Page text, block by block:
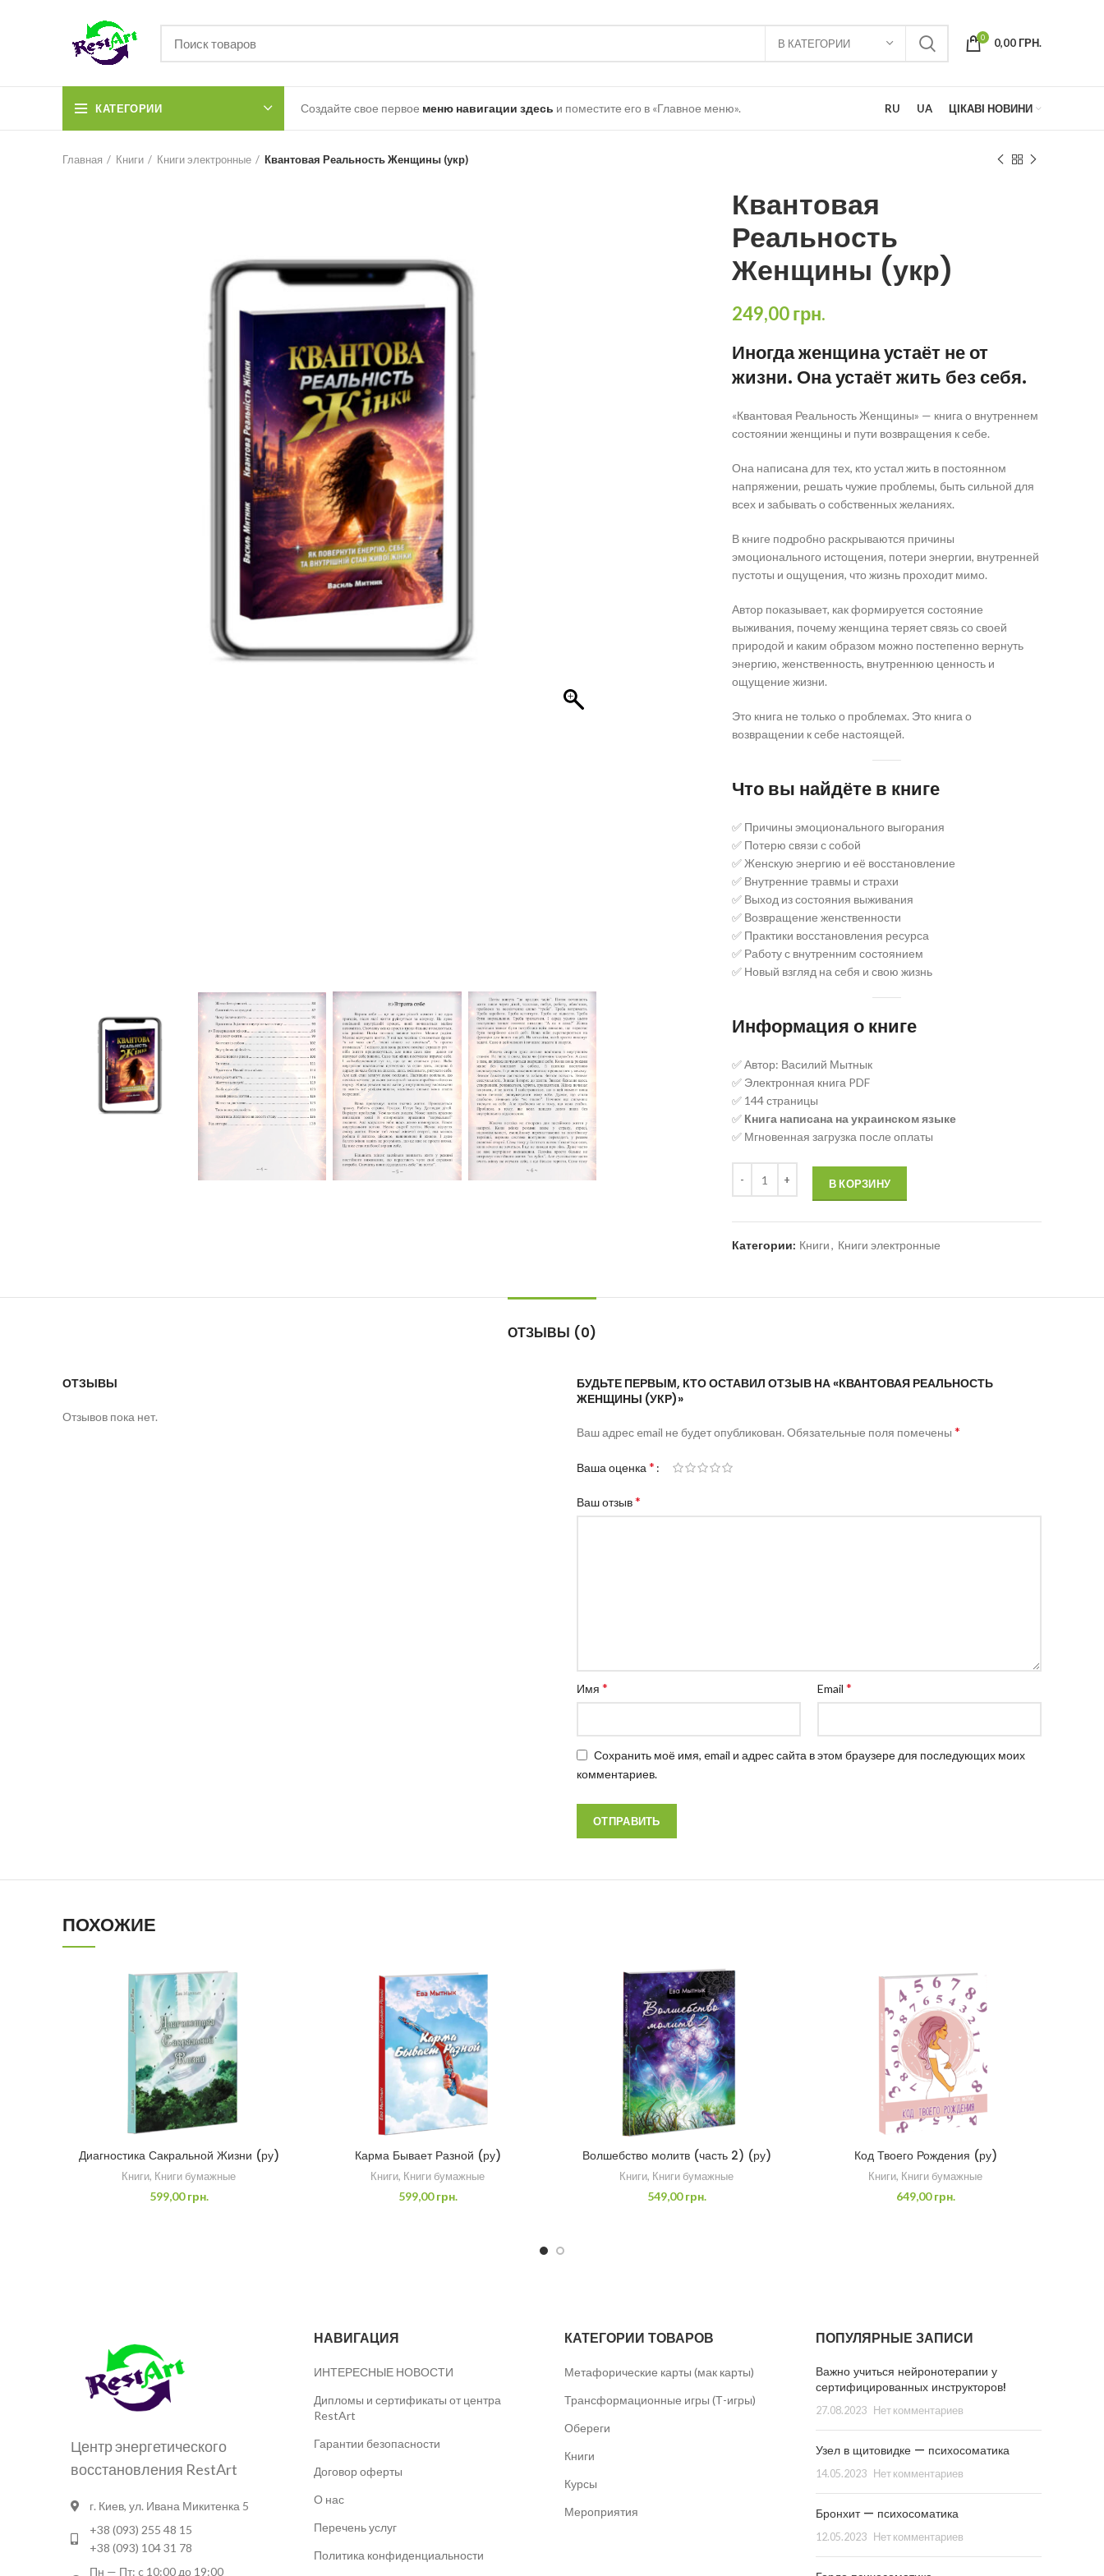
В КАТЕГОРИИ 0 0,00ГРН.
КАТЕГОРИИ Создайте свое первое меню навигации здесь и поместите его в «Главное меню». RU UA ЦІКАВІ НОВИНИ
Главная Книги Книги электронные Квантовая Реальность Женщины (укр)
Квантовая
Реальность
Женщины (укр)
249,00грн.
Иногда женщина устаёт не от
жизни. Она устаёт жить без себя.
«Квантовая Реальность Женщины» — книга о внутреннем
состоянии женщины и пути возвращения к себе.
Она написана для тех, кто устал жить в постоянном
напряжении, решать чужие проблемы, быть сильной для
всех и забывать о собственных желаниях.
В книге подробно раскрываются причины
эмоционального истощения, потери энергии, внутренней
пустоты и ощущения, что жизнь проходит мимо.
Автор показывает, как формируется состояние
выживания, почему женщина теряет связь со своей
природой и каким образом можно постепенно вернуть
энергию, женственность, внутреннюю ценность и
ощущение жизни.
Это книга не только о проблемах. Это книга о
возвращении к себе настоящей.
Что вы найдёте в книге
✅ Причины эмоционального выгорания
✅ Потерю связи с собой
✅ Женскую энергию и её восстановление
✅ Внутренние травмы и страхи
✅ Выход из состояния выживания
✅ Возвращение женственности
✅ Практики восстановления ресурса
✅ Работу с внутренним состоянием
✅ Новый взгляд на себя и свою жизнь
Информация о книге
✅ Автор: Василий Мытнык
✅ Электронная книга PDF
✅ 144 страницы
✅ Книга написана на украинском языке
✅ Мгновенная загрузка после оплаты
В КОРЗИНУ
Категории: Книги, Книги электронные
ОТЗЫВЫ (0)
ОТЗЫВЫ
Отзывов пока нет.
БУДЬТЕ ПЕРВЫМ, КТО ОСТАВИЛ ОТЗЫВ НА «КВАНТОВАЯ РЕАЛЬНОСТЬ
ЖЕНЩИНЫ (УКР)»
Ваш адрес email не будет опубликован. Обязательные поля помечены *
Ваша оценка*
Ваш отзыв*
Имя * Email *
Сохранить моё имя, email и адрес сайта в этом браузере для последующих моих
комментариев.
ПОХОЖИЕ
Диагностика Сакральной Жизни (ру)
Книги, Книги бумажные
599,00грн.
Карма Бывает Разной (ру)
Книги, Книги бумажные
599,00грн.
Волшебство молитв (часть 2) (ру)
Книги, Книги бумажные
549,00грн.
Код Твоего Рождения (ру)
Книги, Книги бумажные
649,00грн.
Центр энергетического
восстановления RestArt
г. Киев, ул. Ивана Микитенка 5
+38 (093) 255 48 15
+38 (093) 104 31 78
Пн — Пт: c 10:00 до 19:00
НАВИГАЦИЯ
ИНТЕРЕСНЫЕ НОВОСТИ
Дипломы и сертификаты от центра
RestArt
Гарантии безопасности
Договор оферты
О нас
Перечень услуг
Политика конфиденциальности
КАТЕГОРИИ ТОВАРОВ
Метафорические карты (мак карты)
Трансформационные игры (Т-игры)
Обереги
Книги
Курсы
Мероприятия
ПОПУЛЯРНЫЕ ЗАПИСИ
Важно учиться нейронотерапии у
сертифицированных инструкторов!
27.08.2023 Нет комментариев
Узел в щитовидке — психосоматика
14.05.2023 Нет комментариев
Бронхит — психосоматика
12.05.2023 Нет комментариев